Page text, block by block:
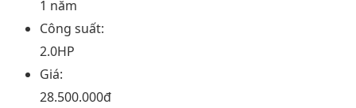
1 năm
Công suất:
2.0HP
Giá:
28.500.000đ